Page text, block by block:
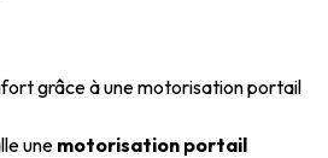
grâce à une motorisation portail
une motorisation portail